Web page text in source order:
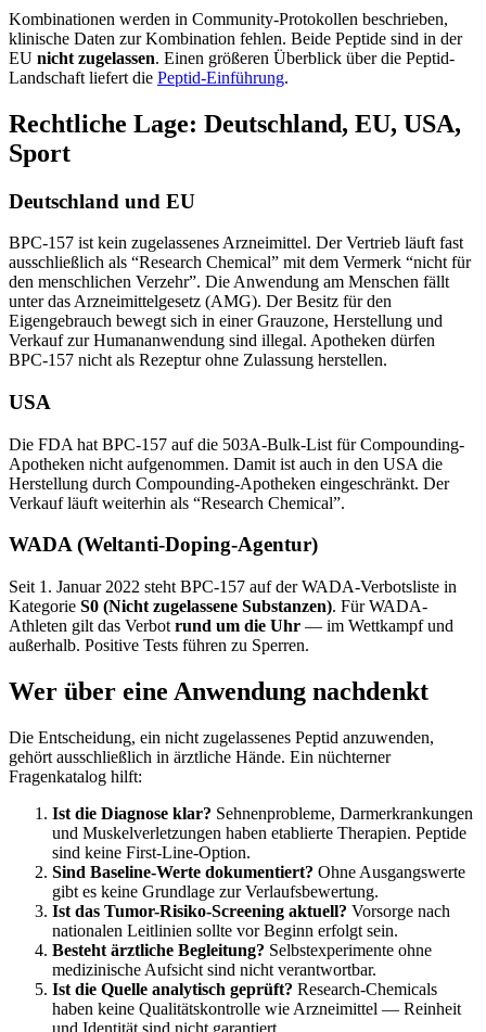
Kombinationen werden in Community-Protokollen beschrieben,
klinische Daten zur Kombination fehlen. Beide Peptide sind in der
EU nicht zugelassen. Einen größeren Überblick über die Peptid-
Landschaft liefert die Peptid-Einführung.
Rechtliche Lage: Deutschland, EU, USA,
Sport
Deutschland und EU
BPC-157 ist kein zugelassenes Arzneimittel. Der Vertrieb läuft fast
ausschließlich als “Research Chemical” mit dem Vermerk “nicht für
den menschlichen Verzehr”. Die Anwendung am Menschen fällt
unter das Arzneimittelgesetz (AMG). Der Besitz für den
Eigengebrauch bewegt sich in einer Grauzone, Herstellung und
Verkauf zur Humananwendung sind illegal. Apotheken dürfen
BPC-157 nicht als Rezeptur ohne Zulassung herstellen.
USA
Die FDA hat BPC-157 auf die 503A-Bulk-List für Compounding-
Apotheken nicht aufgenommen. Damit ist auch in den USA die
Herstellung durch Compounding-Apotheken eingeschränkt. Der
Verkauf läuft weiterhin als “Research Chemical”.
WADA (Weltanti-Doping-Agentur)
Seit 1. Januar 2022 steht BPC-157 auf der WADA-Verbotsliste in
Kategorie S0 (Nicht zugelassene Substanzen). Für WADA-
Athleten gilt das Verbot rund um die Uhr — im Wettkampf und
außerhalb. Positive Tests führen zu Sperren.
Wer über eine Anwendung nachdenkt
Die Entscheidung, ein nicht zugelassenes Peptid anzuwenden,
gehört ausschließlich in ärztliche Hände. Ein nüchterner
Fragenkatalog hilft:
Ist die Diagnose klar? Sehnenprobleme, Darmerkrankungen
und Muskelverletzungen haben etablierte Therapien. Peptide
sind keine First-Line-Option.
Sind Baseline-Werte dokumentiert? Ohne Ausgangswerte
gibt es keine Grundlage zur Verlaufsbewertung.
Ist das Tumor-Risiko-Screening aktuell? Vorsorge nach
nationalen Leitlinien sollte vor Beginn erfolgt sein.
Besteht ärztliche Begleitung? Selbstexperimente ohne
medizinische Aufsicht sind nicht verantwortbar.
Ist die Quelle analytisch geprüft? Research-Chemicals
haben keine Qualitätskontrolle wie Arzneimittel — Reinheit
und Identität sind nicht garantiert.